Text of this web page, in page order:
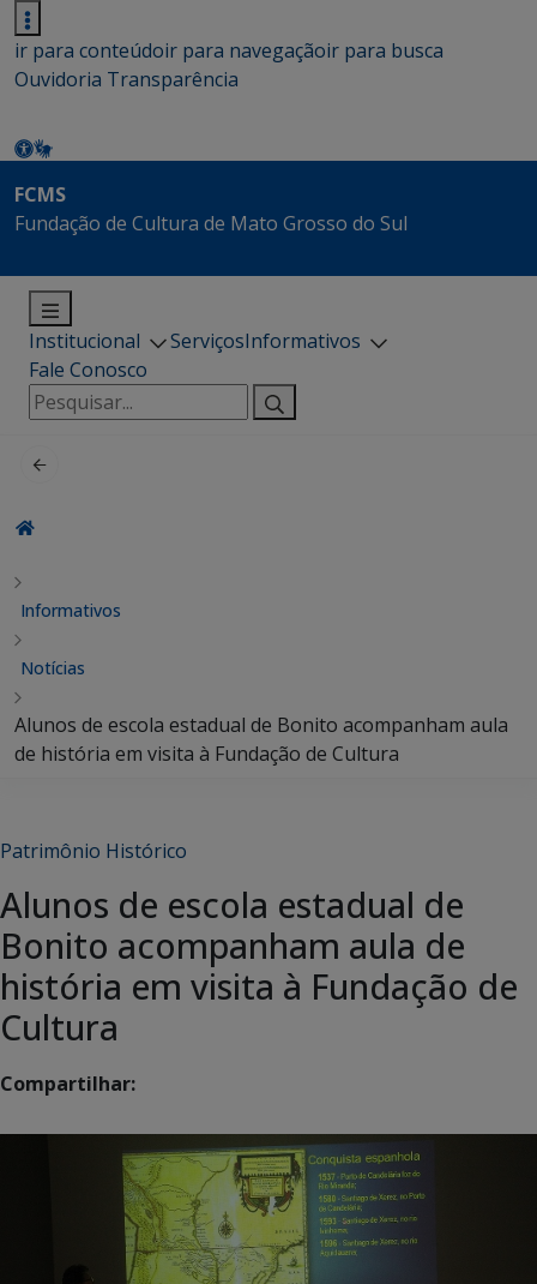
ir para conteúdoir para navegaçãoir para busca
Ouvidoria Transparência
FCMS
Fundação de Cultura de Mato Grosso do Sul
Institucional ServiçosInformativos
Fale Conosco
Pesquisar
por:
Informativos
Notícias
Alunos de escola estadual de Bonito acompanham aula
de história em visita à Fundação de Cultura
Patrimônio Histórico
Alunos de escola estadual de
Bonito acompanham aula de
história em visita à Fundação de
Cultura
Compartilhar: